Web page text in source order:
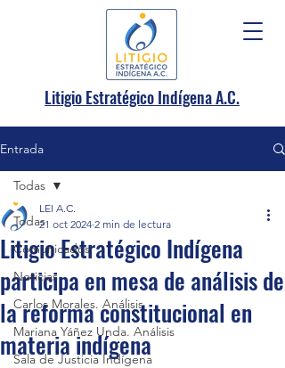
Litigio Estratégico Indígena A.C.
Entrada
Todas
Comunicados
Noticias
Carlos Morales. Análisis
Mariana Yáñez Unda. Análisis
Sala de Justicia Indígena
Todas
Litigio Estratégico Indígena
participa en mesa de análisis de
la reforma constitucional en
materia indígena
LEI A.C.
21 oct 2024 2 min de lectura